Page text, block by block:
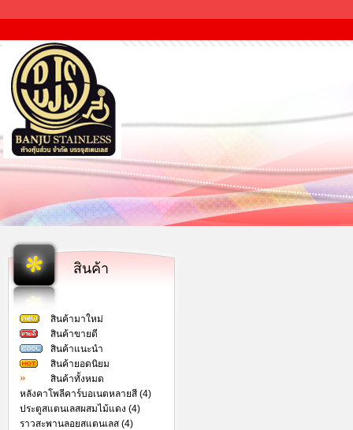
สินค้า
สินค้ามาใหม่
สินค้าขายดี
สินค้าแนะนำ
สินค้ายอดนิยม
สินค้าทั้งหมด
หลังคาโพลีคาร์บอเนตหลายสี (4)
ประตูสแตนเลสผสมไม้แดง (4)
ราวสะพานลอยสแตนเลส (4)